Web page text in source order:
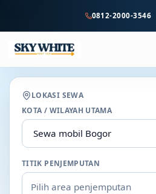
utama
0812-2000-3546
LOKASI SEWA
KOTA / WILAYAH UTAMA
TITIK PENJEMPUTAN
Pilih area penjemputan